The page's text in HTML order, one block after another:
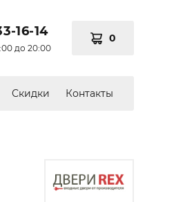
16-14
до 20:00
0
Скидки Контакты